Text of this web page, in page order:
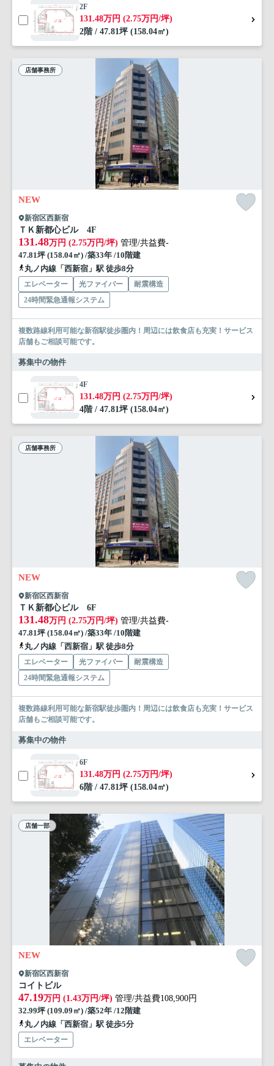
2F
131.48万円 (2.75万円/坪)
2階 / 47.81坪 (158.04㎡)
店舗事務所
NEW
新宿区西新宿
ＴＫ新都心ビル 4F
131.48万円 (2.75万円/坪) 管理/共益費-
47.81坪 (158.04㎡) /築33年 /10階建
丸ノ内線「西新宿」駅 徒歩8分
エレベーター 光ファイバー
耐震構造
24時間緊急通報システム
複数路線利用可能な新宿駅徒歩圏内！周辺には飲食店も充実！サービス
店舗もご相談可能です。
募集中の物件
4F
131.48万円 (2.75万円/坪)
4階 / 47.81坪 (158.04㎡)
店舗事務所
NEW
新宿区西新宿
ＴＫ新都心ビル 6F
131.48万円 (2.75万円/坪) 管理/共益費-
47.81坪 (158.04㎡) /築33年 /10階建
丸ノ内線「西新宿」駅 徒歩8分
エレベーター 光ファイバー
耐震構造
24時間緊急通報システム
複数路線利用可能な新宿駅徒歩圏内！周辺には飲食店も充実！サービス
店舗もご相談可能です。
募集中の物件
6F
131.48万円 (2.75万円/坪)
6階 / 47.81坪 (158.04㎡)
店舗一部
NEW
新宿区西新宿
コイトビル
47.19万円 (1.43万円/坪) 管理/共益費108,900円
32.99坪 (109.09㎡) /築52年 /12階建
丸ノ内線「西新宿」駅 徒歩5分
エレベーター